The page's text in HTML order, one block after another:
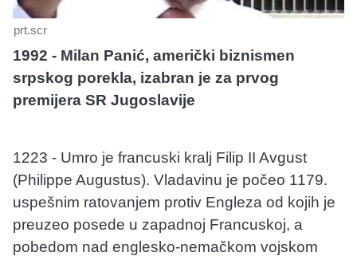
prt.scr
1992 - Milan Panić, američki biznismen
srpskog porekla, izabran je za prvog
premijera SR Jugoslavije
1223 - Umro je francuski kralj Filip II Avgust
(Philippe Augustus). Vladavinu je počeo 1179.
uspešnim ratovanjem protiv Engleza od kojih je
preuzeo posede u zapadnoj Francuskoj, a
pobedom nad englesko-nemačkom vojskom